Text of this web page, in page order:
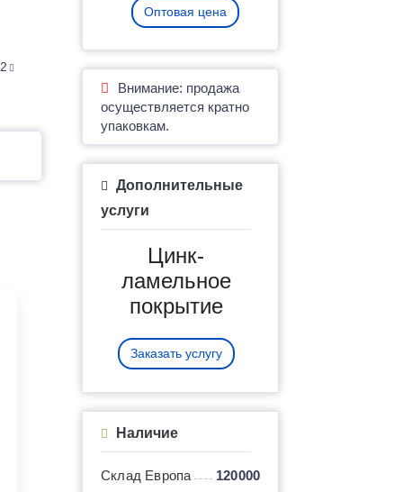
Оптовая цена
Внимание: продажа
осуществляется кратно
упаковкам.
Дополнительные
услуги
Цинк-
ламельное
покрытие
Заказать услугу
Наличие
Склад Европа
120000